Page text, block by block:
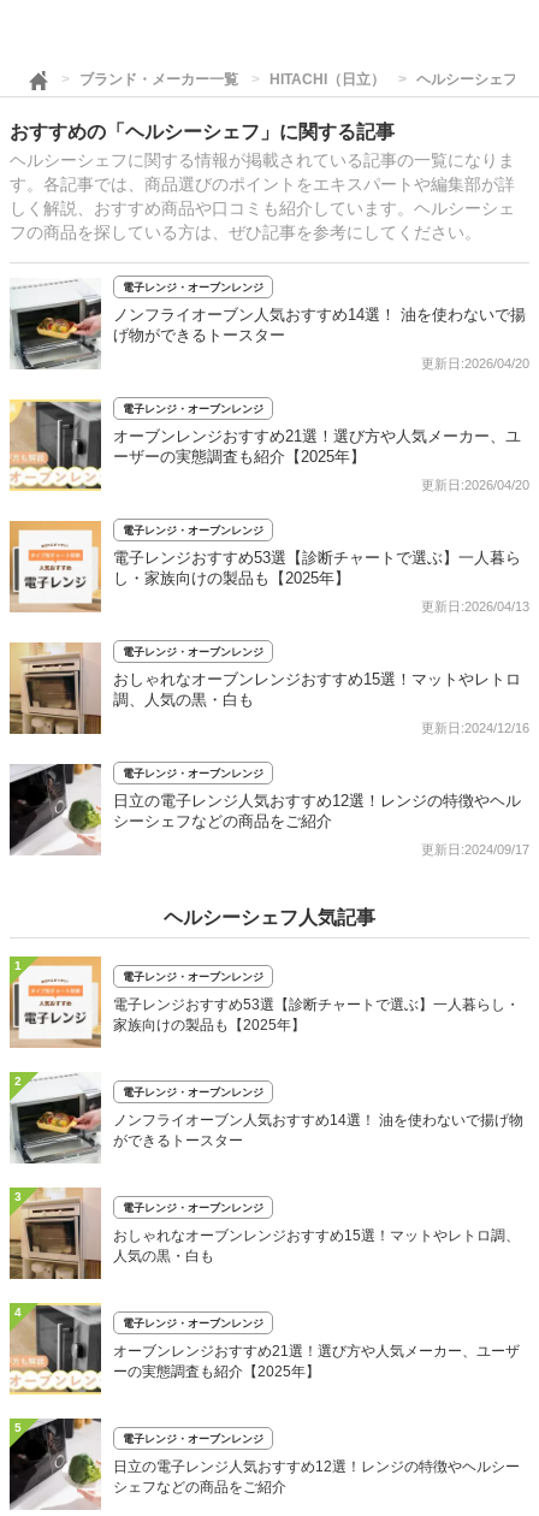
ブランド・メーカー一覧 HITACHI（日立） ヘルシーシェフ
おすすめの「ヘルシーシェフ」に関する記事
ヘルシーシェフに関する情報が掲載されている記事の一覧になりま
す。各記事では、商品選びのポイントをエキスパートや編集部が詳
しく解説、おすすめ商品や口コミも紹介しています。ヘルシーシェ
フの商品を探している方は、ぜひ記事を参考にしてください。
電子レンジ・オーブンレンジ
ノンフライオーブン人気おすすめ14選！ 油を使わないで揚
げ物ができるトースター
更新日:2026/04/20
電子レンジ・オーブンレンジ
オーブンレンジおすすめ21選！選び方や人気メーカー、ユ
ーザーの実態調査も紹介【2025年】
更新日:2026/04/20
電子レンジ・オーブンレンジ
電子レンジおすすめ53選【診断チャートで選ぶ】一人暮ら
し・家族向けの製品も【2025年】
更新日:2026/04/13
電子レンジ・オーブンレンジ
おしゃれなオーブンレンジおすすめ15選！マットやレトロ
調、人気の黒・白も
更新日:2024/12/16
電子レンジ・オーブンレンジ
日立の電子レンジ人気おすすめ12選！レンジの特徴やヘル
シーシェフなどの商品をご紹介
更新日:2024/09/17
ヘルシーシェフ人気記事
1
電子レンジ・オーブンレンジ
電子レンジおすすめ53選【診断チャートで選ぶ】一人暮らし・
家族向けの製品も【2025年】
2
電子レンジ・オーブンレンジ
ノンフライオーブン人気おすすめ14選！ 油を使わないで揚げ物
ができるトースター
3
電子レンジ・オーブンレンジ
おしゃれなオーブンレンジおすすめ15選！マットやレトロ調、
人気の黒・白も
4
電子レンジ・オーブンレンジ
オーブンレンジおすすめ21選！選び方や人気メーカー、ユーザ
ーの実態調査も紹介【2025年】
5
電子レンジ・オーブンレンジ
日立の電子レンジ人気おすすめ12選！レンジの特徴やヘルシー
シェフなどの商品をご紹介